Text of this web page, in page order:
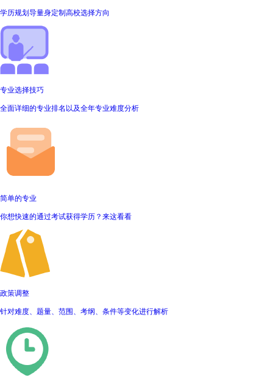
学历规划导量身定制高校选择方向
专业选择技巧
全面详细的专业排名以及全年专业难度分析
简单的专业
你想快速的通过考试获得学历？来这看看
政策调整
针对难度、题量、范围、考纲、条件等变化进行解析